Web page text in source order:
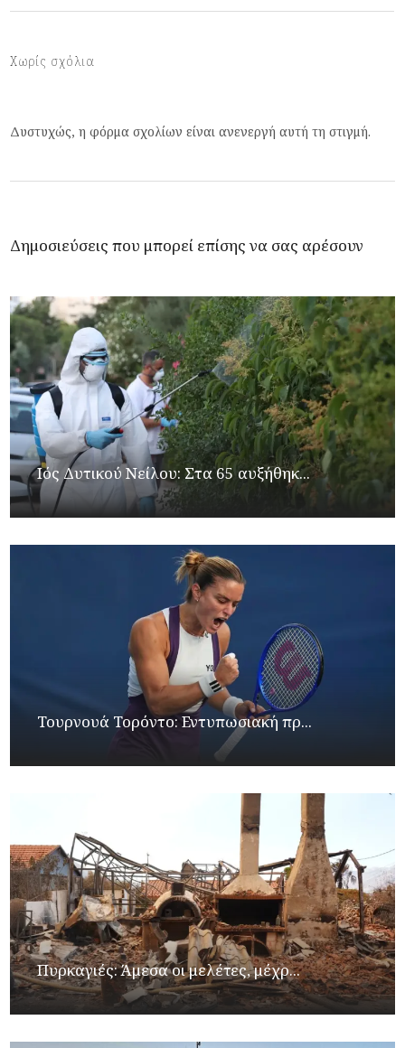
Χωρίς σχόλια
Δυστυχώς, η φόρμα σχολίων είναι ανενεργή αυτή τη στιγμή.
Δημοσιεύσεις που μπορεί επίσης να σας αρέσουν
Ιός Δυτικού Νείλου: Στα 65 αυξήθηκ...
Τουρνουά Τορόντο: Εντυπωσιακή πρ...
Πυρκαγιές: Άμεσα οι μελέτες, μέχρ...